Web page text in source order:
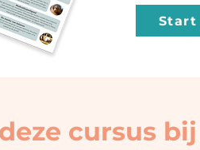
Start
cursus